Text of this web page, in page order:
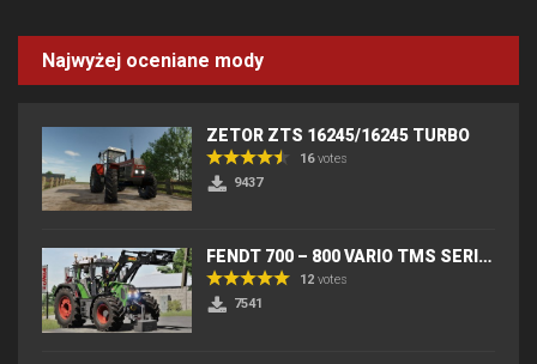
Najwyżej oceniane mody
ZETOR ZTS 16245/16245 TURBO
16votes
9437
FENDT 700 – 800 VARIO TMS SERIES (IC) V2
12 votes
7541